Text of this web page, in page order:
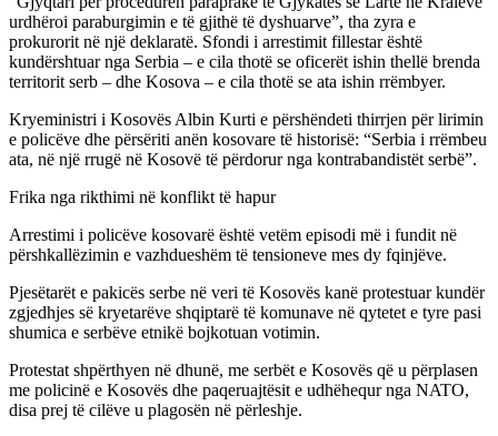
urdhëroi paraburgimin e të gjithë të dyshuarve”, tha zyra e
prokurorit në një deklaratë. Sfondi i arrestimit fillestar është
kundërshtuar nga Serbia – e cila thotë se oficerët ishin thellë brenda
territorit serb – dhe Kosova – e cila thotë se ata ishin rrëmbyer.
Kryeministri i Kosovës Albin Kurti e përshëndeti thirrjen për lirimin
e policëve dhe përsëriti anën kosovare të historisë: “Serbia i rrëmbeu
ata, në një rrugë në Kosovë të përdorur nga kontrabandistët serbë”.
Frika nga rikthimi në konflikt të hapur
Arrestimi i policëve kosovarë është vetëm episodi më i fundit në
përshkallëzimin e vazhdueshëm të tensioneve mes dy fqinjëve.
Pjesëtarët e pakicës serbe në veri të Kosovës kanë protestuar kundër
zgjedhjes së kryetarëve shqiptarë të komunave në qytetet e tyre pasi
shumica e serbëve etnikë bojkotuan votimin.
Protestat shpërthyen në dhunë, me serbët e Kosovës që u përplasen
me policinë e Kosovës dhe paqeruajtësit e udhëhequr nga NATO,
disa prej të cilëve u plagosën në përleshje.